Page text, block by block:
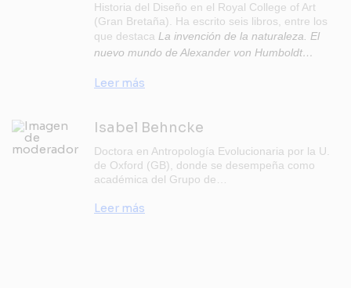
Historia del Diseño en el Royal College of Art
(Gran Bretaña). Ha escrito seis libros, entre los
que destaca La invención de la naturaleza. El
nuevo mundo de Alexander von Humboldt…
Leer más
Isabel Behncke
Doctora en Antropología Evolucionaria por la U.
de Oxford (GB), donde se desempeña como
académica del Grupo de…
Leer más